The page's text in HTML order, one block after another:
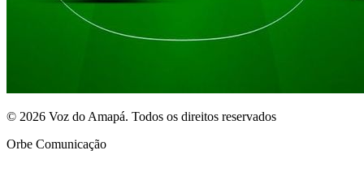
© 2026 Voz do Amapá. Todos os direitos reservados
Orbe Comunicação